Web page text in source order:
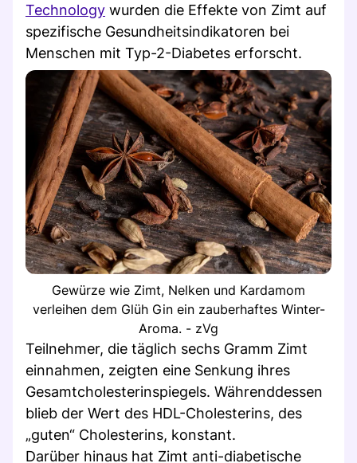
Technology wurden die Effekte von Zimt auf
spezifische Gesundheitsindikatoren bei
Menschen mit Typ-2-Diabetes erforscht.
Gewürze wie Zimt, Nelken und Kardamom
verleihen dem Glüh Gin ein zauberhaftes Winter-
Aroma. - zVg
Teilnehmer, die täglich sechs Gramm Zimt
einnahmen, zeigten eine Senkung ihres
Gesamtcholesterinspiegels. Währenddessen
blieb der Wert des HDL-Cholesterins, des
„guten“ Cholesterins, konstant.
Darüber hinaus hat Zimt anti-diabetische